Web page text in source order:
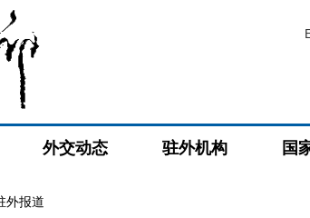
外交动态 驻外机构 国
外报道